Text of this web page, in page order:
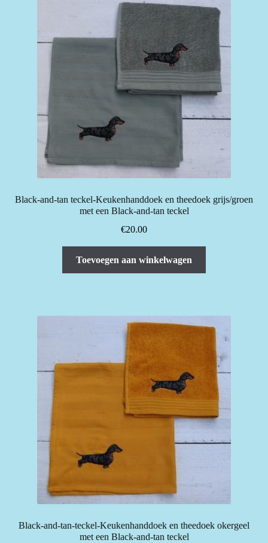
Black-and-tan teckel-Keukenhanddoek en theedoek grijs/groen
met een Black-and-tan teckel
€20.00
Toevoegen aan winkelwagen
Black-and-tan-teckel-Keukenhanddoek en theedoek okergeel
met een Black-and-tan teckel